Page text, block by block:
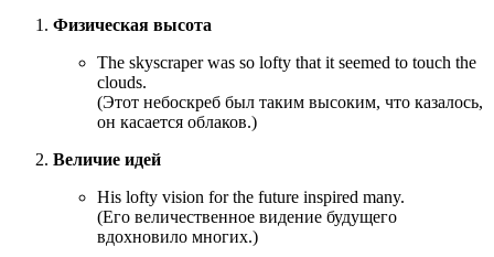
Физическая высота
The skyscraper was so lofty that it seemed to touch the
clouds.
(Этот небоскреб был таким высоким, что казалось,
он касается облаков.)
Величие идей
His lofty vision for the future inspired many.
(Его величественное видение будущего
вдохновило многих.)